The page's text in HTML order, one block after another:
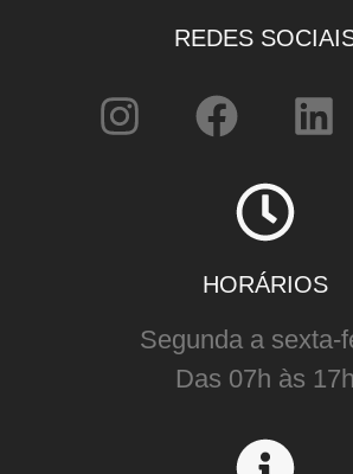
REDES
HORÁRIOS
Segunda a sexta-
Das 07h às 17h